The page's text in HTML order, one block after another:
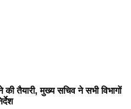
तैयारी, मुख्य सचिव ने सभी विभागों